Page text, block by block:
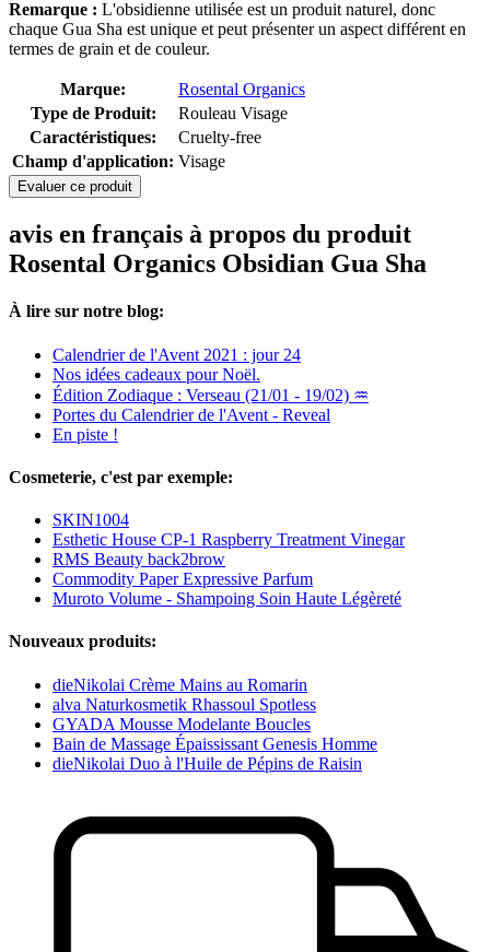
Remarque : L'obsidienne utilisée est un produit naturel, donc
chaque Gua Sha est unique et peut présenter un aspect différent en
termes de grain et de couleur.
Marque:
Rosental Organics
Type de Produit:
Rouleau Visage
Caractéristiques:
Cruelty-free
Champ d'application: Visage
Evaluer ce produit
avis en français à propos du produit
Rosental Organics Obsidian Gua Sha
À lire sur notre blog:
Calendrier de l'Avent 2021 : jour 24
Nos idées cadeaux pour Noël.
Édition Zodiaque : Verseau (21/01 - 19/02) ♒
Portes du Calendrier de l'Avent - Reveal
En piste !
Cosmeterie, c'est par exemple:
SKIN1004
Esthetic House CP-1 Raspberry Treatment Vinegar
RMS Beauty back2brow
Commodity Paper Expressive Parfum
Muroto Volume - Shampoing Soin Haute Légèreté
Nouveaux produits:
dieNikolai Crème Mains au Romarin
alva Naturkosmetik Rhassoul Spotless
GYADA Mousse Modelante Boucles
Bain de Massage Épaississant Genesis Homme
dieNikolai Duo à l'Huile de Pépins de Raisin